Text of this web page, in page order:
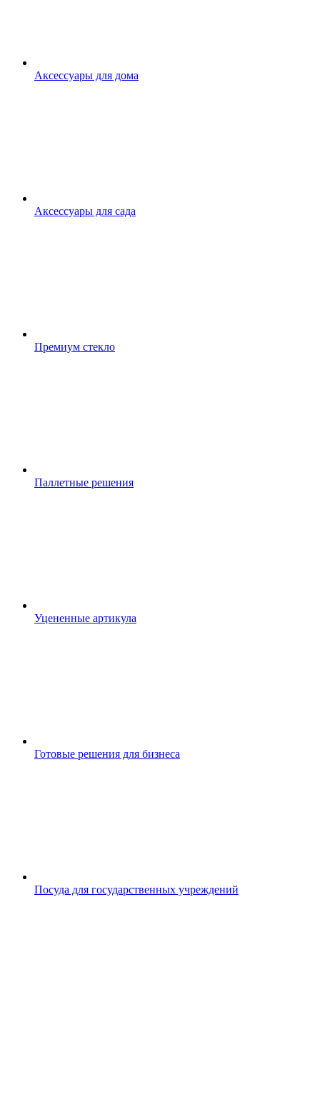
Аксессуары для дома
Аксессуары для сада
Премиум стекло
Паллетные решения
Уцененные артикула
Готовые решения для бизнеса
Посуда для государственных учреждений